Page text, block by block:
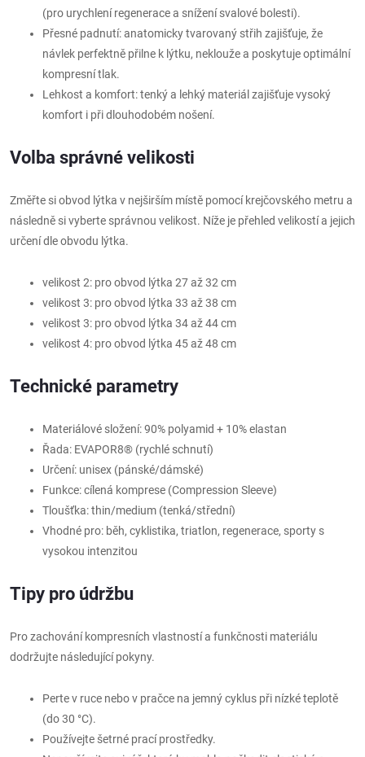
(pro urychlení regenerace a snížení svalové bolesti).
Přesné padnutí: anatomicky tvarovaný střih zajišťuje, že
návlek perfektně přilne k lýtku, neklouže a poskytuje optimální
kompresní tlak.
Lehkost a komfort: tenký a lehký materiál zajišťuje vysoký
komfort i při dlouhodobém nošení.
Volba správné velikosti
Změřte si obvod lýtka v nejširším místě pomocí krejčovského metru a
následně si vyberte správnou velikost. Níže je přehled velikostí a jejich
určení dle obvodu lýtka.
velikost 2: pro obvod lýtka 27 až 32 cm
velikost 3: pro obvod lýtka 33 až 38 cm
velikost 3: pro obvod lýtka 34 až 44 cm
velikost 4: pro obvod lýtka 45 až 48 cm
Technické parametry
Materiálové složení:90% polyamid + 10% elastan
Řada: EVAPOR8® (rychlé schnutí)
Určení: unisex (pánské/dámské)
Funkce: cílená komprese (Compression Sleeve)
Tloušťka: thin/medium (tenká/střední)
Vhodné pro: běh, cyklistika, triatlon, regenerace, sporty s
vysokou intenzitou
Tipy pro údržbu
Pro zachování kompresních vlastností a funkčnosti materiálu
dodržujte následující pokyny.
Perte v ruce nebo v pračce na jemný cyklus při nízké teplotě
(do 30 °C).
Používejte šetrné prací prostředky.